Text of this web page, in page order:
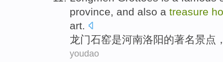
province, and also a treasure
art.
龙门石窑是河南洛阳的著名景点
youdao